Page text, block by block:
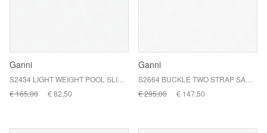
Ganni
€ 165,00
€ 82,50
Ganni
€ 295,00
€ 147,50